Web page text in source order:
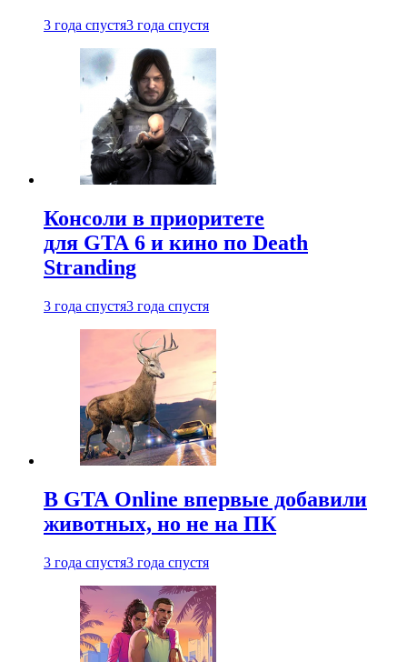
3 года спустя3 года спустя
Консоли в приоритете
для GTA 6 и кино по Death
Stranding
3 года спустя3 года спустя
В GTA Online впервые добавили
животных, но не на ПК
3 года спустя3 года спустя